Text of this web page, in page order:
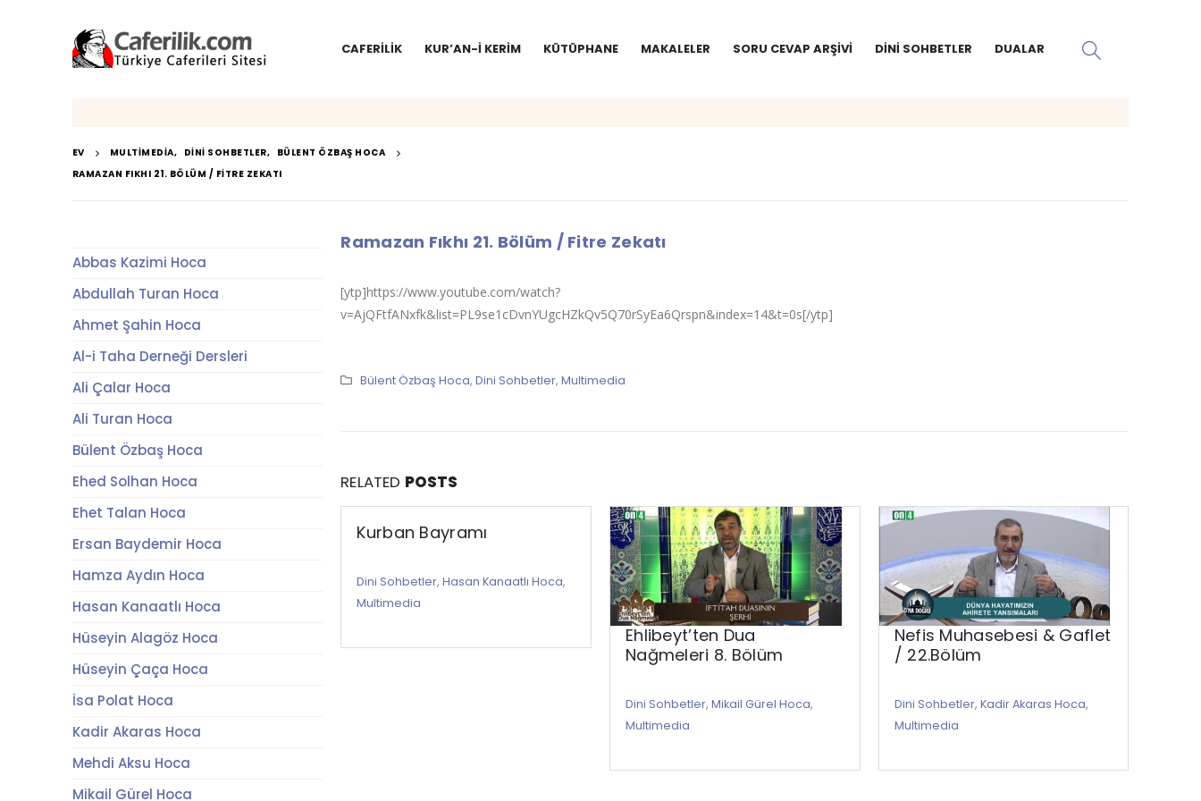
CAFERILIK KUR’AN-I KERIM KÜTÜPHANE MAKALELER SORU CEVAP ARŞIVI DINI SOHBETLER DUALAR
EV MULTIMEDIA, DINI SOHBETLER, BÜLENT ÖZBAŞ HOCA
RAMAZAN FIKHI 21. BÖLÜM / FITRE ZEKATI
Ramazan Fıkhı 21. Bölüm / Fitre Zekatı
[ytp]https://www.youtube.com/watch?
v=AjQFtfANxfk&list=PL9se1cDvnYUgcHZkQv5Q70rSyEa6Qrspn&index=14&t=0s[/ytp]
Bülent Özbaş Hoca, Dini Sohbetler, Multimedia
RELATED POSTS
Kurban Bayramı
Dini Sohbetler,Hasan Kanaatlı Hoca,
Multimedia
Ehlibeyt’ten Dua
Nağmeleri 8. Bölüm
Dini Sohbetler, Mikail Gürel Hoca,
Multimedia
Nefis Muhasebesi & Gaflet
/ 22.Bölüm
Dini Sohbetler, Kadir Akaras Hoca,
Multimedia
Abbas Kazimi Hoca
Abdullah Turan Hoca
Ahmet Şahin Hoca
Al-i Taha Derneği Dersleri
Ali Çalar Hoca
Ali Turan Hoca
Bülent Özbaş Hoca
Ehed Solhan Hoca
Ehet Talan Hoca
Ersan Baydemir Hoca
Hamza Aydın Hoca
Hasan Kanaatlı Hoca
Hüseyin Alagöz Hoca
Hüseyin Çaça Hoca
İsa Polat Hoca
Kadir Akaras Hoca
Mehdi Aksu Hoca
Mikail Gürel Hoca